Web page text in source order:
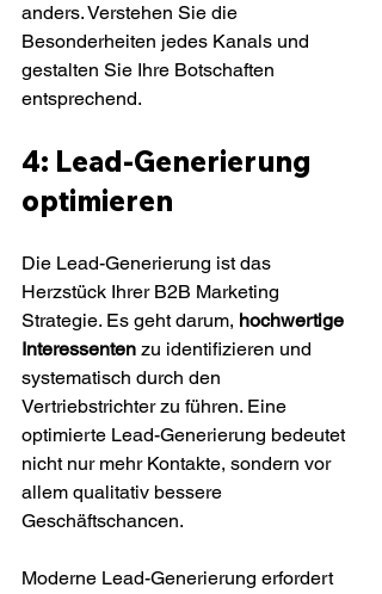
anders. Verstehen Sie die
Besonderheiten jedes Kanals und
gestalten Sie Ihre Botschaften
entsprechend.
4: Lead-Generierung
optimieren
Die Lead-Generierung ist das
Herzstück Ihrer B2B Marketing
Strategie. Es geht darum, hochwertige
Interessenten zu identifizieren und
systematisch durch den
Vertriebstrichter zu führen. Eine
optimierte Lead-Generierung bedeutet
nicht nur mehr Kontakte, sondern vor
allem qualitativ bessere
Geschäftschancen.
Moderne Lead-Generierung erfordert